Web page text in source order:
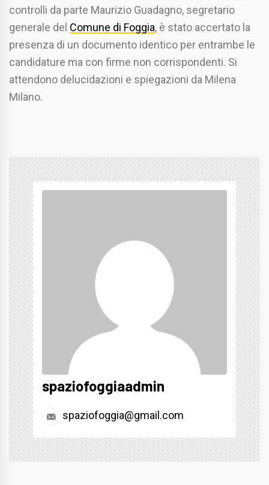
controlli da parte Maurizio Guadagno, segretario
generale del Comune di Foggia, è stato accertato la
presenza di un documento identico per entrambe le
candidature ma con firme non corrispondenti. Si
attendono delucidazioni e spiegazioni da Milena
Milano.
spaziofoggiaadmin
spaziofoggia@gmail.com